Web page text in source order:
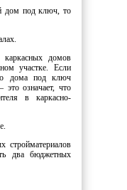
дом под ключ, то
каркасных домов
участке. Если
дома под ключ
это означает, что
в каркасно-
стройматериалов
два бюджетных